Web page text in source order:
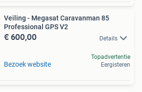
Veiling - Megasat Caravanman 85
Professional GPS V2
€ 600,00 Details
Bezoek website
Topadvertentie
Eergisteren